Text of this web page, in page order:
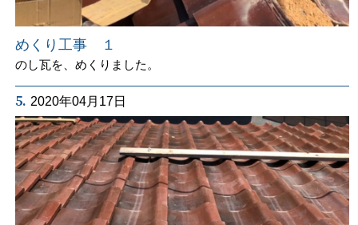
めくり工事 １
のし瓦を、めくりました。
5. 2020年04月17日